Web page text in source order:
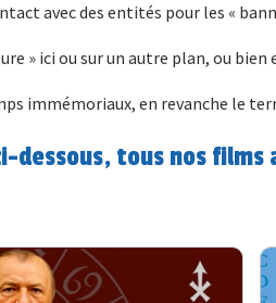
avec des entités pour les «
» ici ou sur un autre plan, ou
immémoriaux, en revanche le
dessous, tous nos